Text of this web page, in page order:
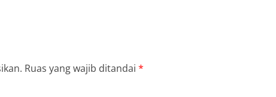
Ruas yang wajib ditandai *